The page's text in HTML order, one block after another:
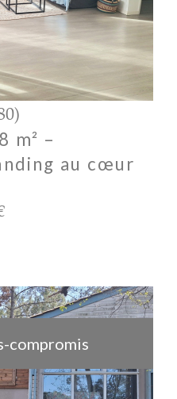
m² –
au cœur
compromis